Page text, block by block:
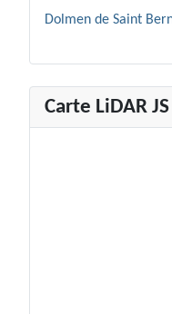
Dolmen de Saint
Carte LiDAR JS